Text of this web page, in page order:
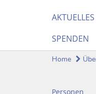
AKTUELLES
SPENDEN
Home
Personen